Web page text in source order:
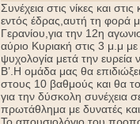
Συνέχεια στις νίκες και
εντός έδρας,αυτή τη φορά
Γερανίου,για την 12η
αύριο Κυριακή στις 3 μ.μ
ψυχολογία μετά την ευρεία
Β’.Η ομάδα μας θα
στους 10 βαθμούς και θα
για την δύσκολη συνέχεια
πρωτάθλημα με δυνατές
Το απουσιολόγιο του